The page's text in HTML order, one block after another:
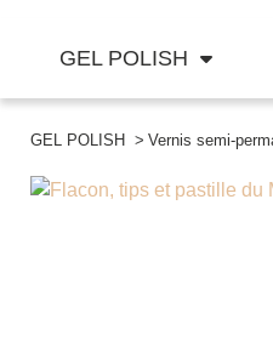
GEL POLISH
GEL POLISH Vernis semi-